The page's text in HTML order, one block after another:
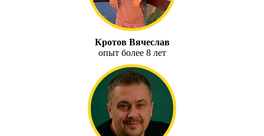
Кротов Вячеслав
опыт более 8 лет